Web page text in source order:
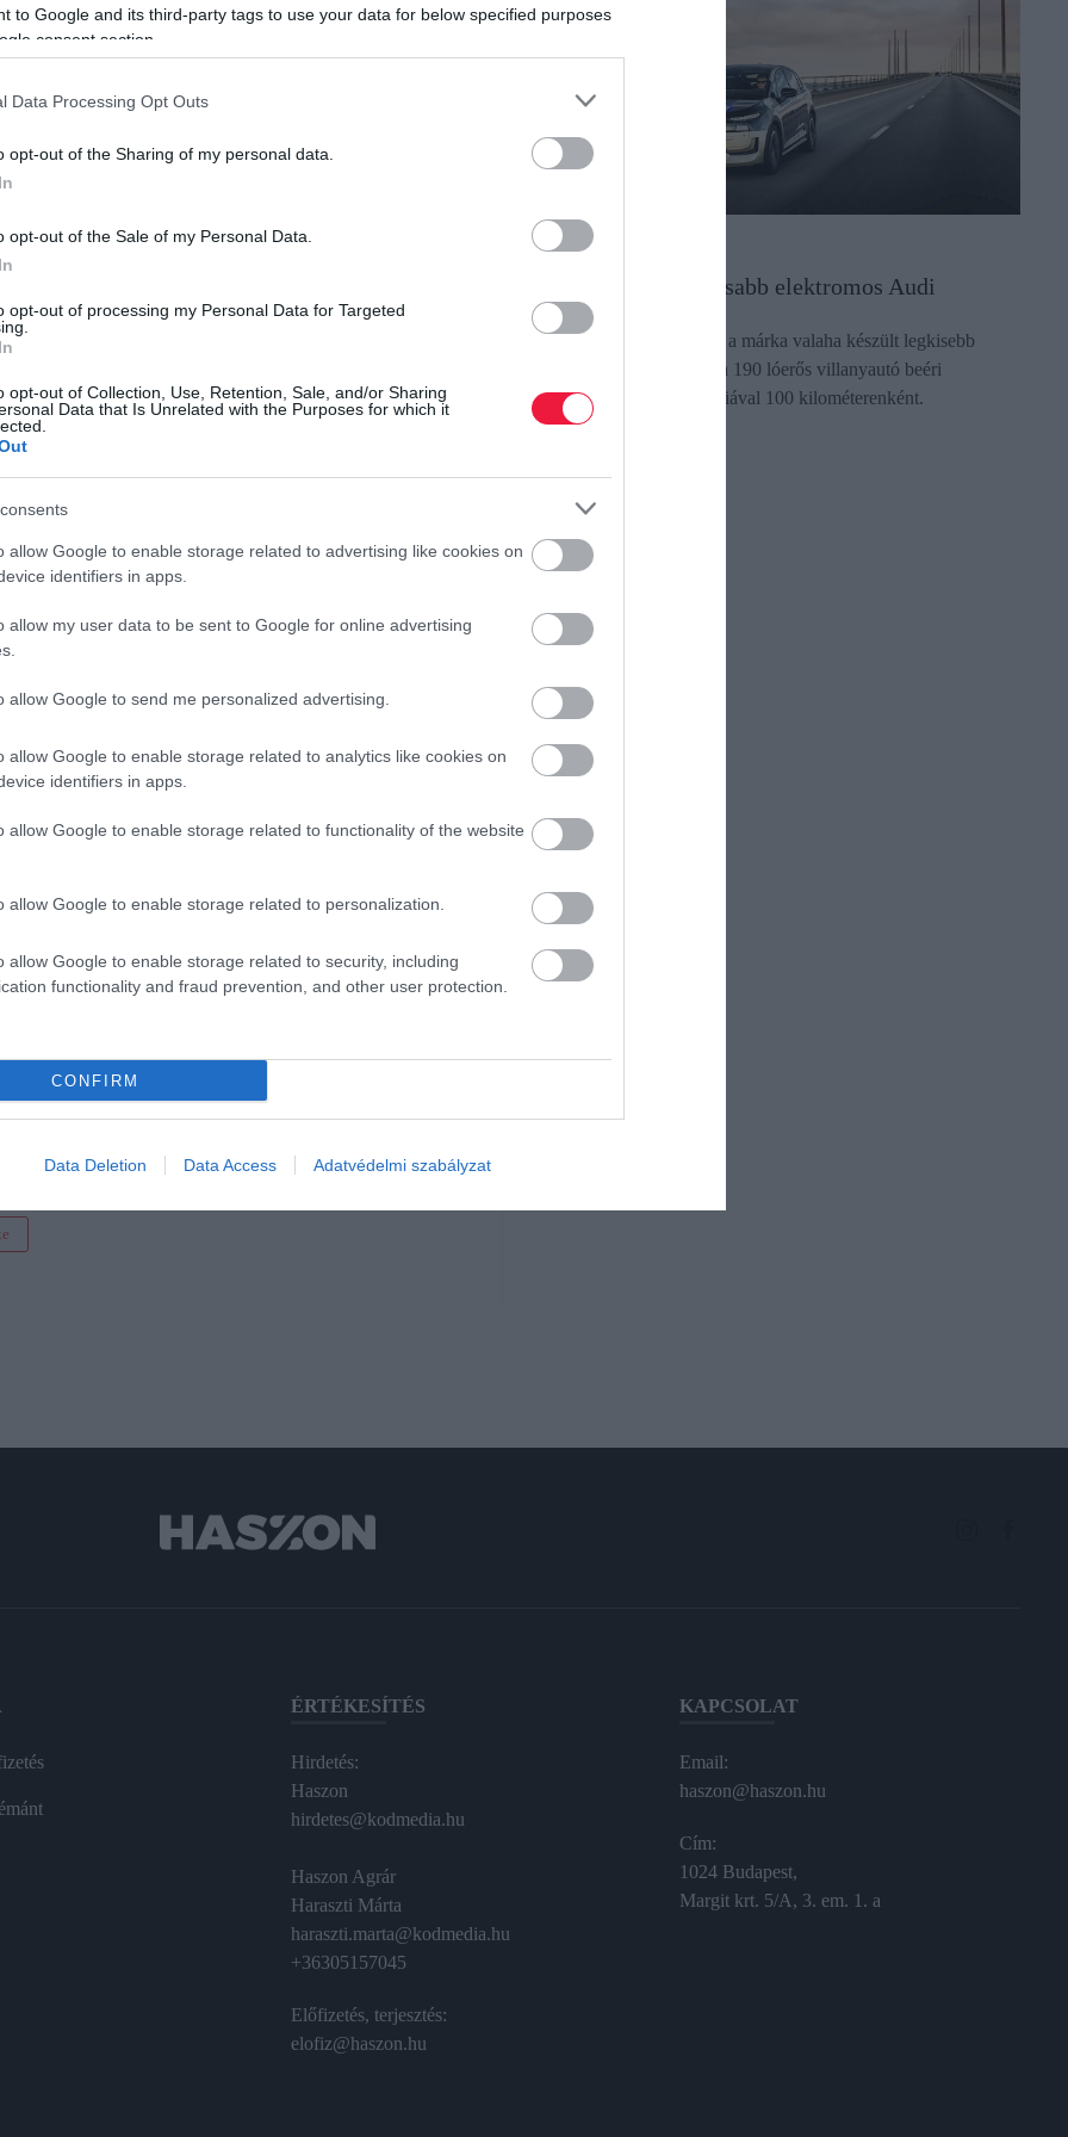
to Google and its third-party tags to use your data for below specified purposes
consent section.
Data Processing Opt Outs
opt-out of the Sharing of my personal data.
opt-out of the Sale of my Personal Data.
opt-out of processing my Personal Data for Targeted
opt-out of Collection, Use, Retention, Sale, and/or Sharing
Data that Is Unrelated with the Purposes for which it
allow Google to enable storage related to advertising like cookies on
identifiers in apps.
allow my user data to be sent to Google for online advertising
allow Google to send me personalized advertising.
allow Google to enable storage related to analytics like cookies on
identifiers in apps.
allow Google to enable storage related to functionality of the website
allow Google to enable storage related to personalization.
allow Google to enable storage related to security, including
functionality and fraud prevention, and other user protection.
CONFIRM
Data Deletion Data Access Adatvédelmi szabályzat
bérlet pedig ugyan megszűnt, de a 2x6500 (13 ezer)
opció 60 százaléknál nagyobb áremelést jelent.
normál Bubihoz képest megemelt, 29 750 forintos éves
ablak – az út első másodpercétől kezdve folyamatosan
1000 elektromos rásegítésű kerékpárral. Az új
hagyományos és 800 elektromos lesz.
„ajándék bubizás”.
próbálhatják ki az új kerékpárokat. A részvételhez
tájékoztatást - jegyzi meg a
egyre több a gyermekbaleset
Nemrég
rolleres balesetek: idén már két 14 év alatti fiatal életét
fekszik sérülései miatt. A szakemberek szerint a helyzet
A Budapesti Dr. Manninger Jenő Baleseti Központ
gyermek szenvedett rolleres balesetet. Ez jelentős
603 felnőtt és 257 gyermek sérült meg. A cikk után
hogy heteken belül tárgyal a kormány az e-rollerek
is megjárhatják
büntetés
AUTÓ
Ez lesz a legtakarékosabb elektromos Audi
Az ősszel érkező A2 e-tron a márka valaha készült legkisebb
fogyasztású modellje lesz: a 190 lóerős villanyautó beéri
mindössze 12,8 kWh energiával 100 kilométerenként.
rectangle
ÉRTÉKESÍTÉS
Hirdetés:
Haszon
hirdetes@kodmedia.hu
Haszon Agrár
Haraszti Márta
haraszti.marta@kodmedia.hu
+36305157045
Előfizetés, terjesztés:
elofiz@haszon.hu
KAPCSOLAT
Email:
haszon@haszon.hu
Cím:
1024 Budapest,
Margit krt. 5/A, 3. em. 1. a